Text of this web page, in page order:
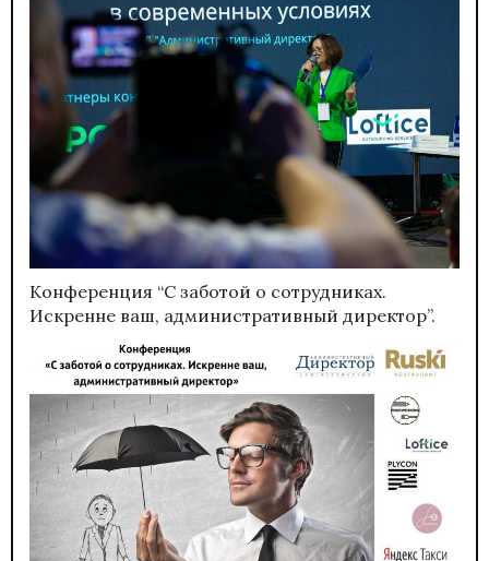
Конференция “С заботой о сотрудниках.
Искренне ваш, административный директор”.